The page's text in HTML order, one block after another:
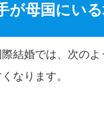
が母国にい
結婚では、次のよ
なります。